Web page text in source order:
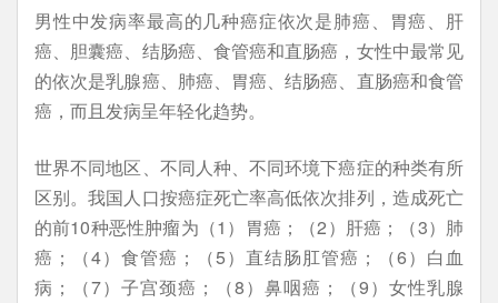
男性中发病率最高的几种癌症依次是肺癌、胃癌、肝
癌、胆囊癌、结肠癌、食管癌和直肠癌，女性中最常见
的依次是乳腺癌、肺癌、胃癌、结肠癌、直肠癌和食管
癌，而且发病呈年轻化趋势。
世界不同地区、不同人种、不同环境下癌症的种类有所
区别。我国人口按癌症死亡率高低依次排列，造成死亡
的前10种恶性肿瘤为（1）胃癌；（2）肝癌；（3）肺
癌；（4）食管癌；（5）直结肠肛管癌；（6）白血
病；（7）子宫颈癌；（8）鼻咽癌；（9）女性乳腺